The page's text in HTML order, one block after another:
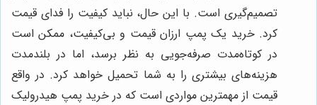
تصمیم‌گیری است. با این حال، نباید کیفیت را فدای قیمت
کرد. خرید یک پمپ ارزان قیمت و بی‌کیفیت، ممکن است
در کوتاه‌مدت صرفه‌جویی به نظر برسد، اما در بلندمدت
هزینه‌های بیشتری را به شما تحمیل خواهد کرد. در واقع
قیمت از مهمترین مواردی است که در خرید پمپ هیدرولیک